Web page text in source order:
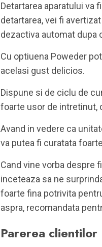
Detartarea aparatului va
detartarea, vei fi
dezactiva automat dupa
Cu optiuena Poweder
acelasi gust delicios.
Dispune si de ciclu de
foarte usor de intretinut,
Avand in vedere ca
va putea fi curatata
Cand vine vorba despre
inceteaza sa ne
foarte fina potrivita
aspra, recomandata
Parerea clientilor